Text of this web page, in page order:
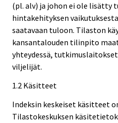
(pl. alv) ja johon ei ole lisätty
hintakehityksen
saatavaan tuloon. Tilaston
kansantalouden tilinpito
yhteydessä,
viljelijät.
1.2 Käsitteet
Indeksin keskeiset käsitteet
Tilastokeskuksen